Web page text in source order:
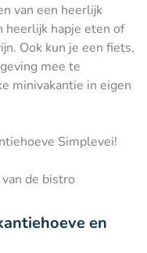
van een heerlijk
heerlijk hapje eten of
Ook kun je een fiets,
mee te
minivakantie in eigen
Simplevei!
de bistro
en